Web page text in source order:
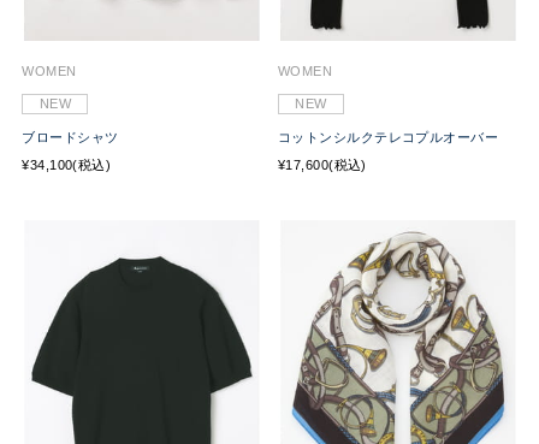
WOMEN
NEW
ブロードシャツ
¥34,100(税込)
WOMEN
NEW
コットンシルクテレコプルオーバー
¥17,600(税込)